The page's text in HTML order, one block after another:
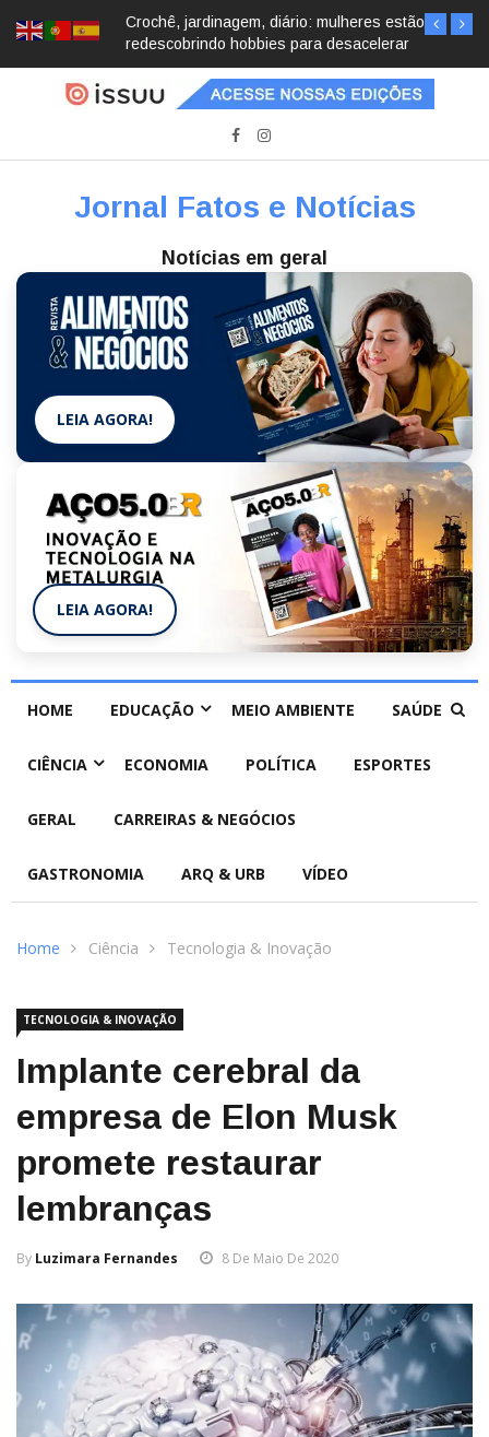
Crochê, jardinagem, diário: mulheres estão
redescobrindo hobbies para desacelerar
Jornal Fatos e Notícias
Notícias em geral
LEIA AGORA!
LEIA AGORA!
HOME EDUCAÇÃO MEIO AMBIENTE SAÚDE
CIÊNCIA ECONOMIA POLÍTICA ESPORTES
GERAL CARREIRAS & NEGÓCIOS
GASTRONOMIA ARQ & URB VÍDEO
Home Ciência Tecnologia & Inovação
TECNOLOGIA & INOVAÇÃO
Implante cerebral da
empresa de Elon Musk
promete restaurar
lembranças
By Luzimara Fernandes 8 De Maio De 2020